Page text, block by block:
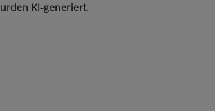
KI-generiert.